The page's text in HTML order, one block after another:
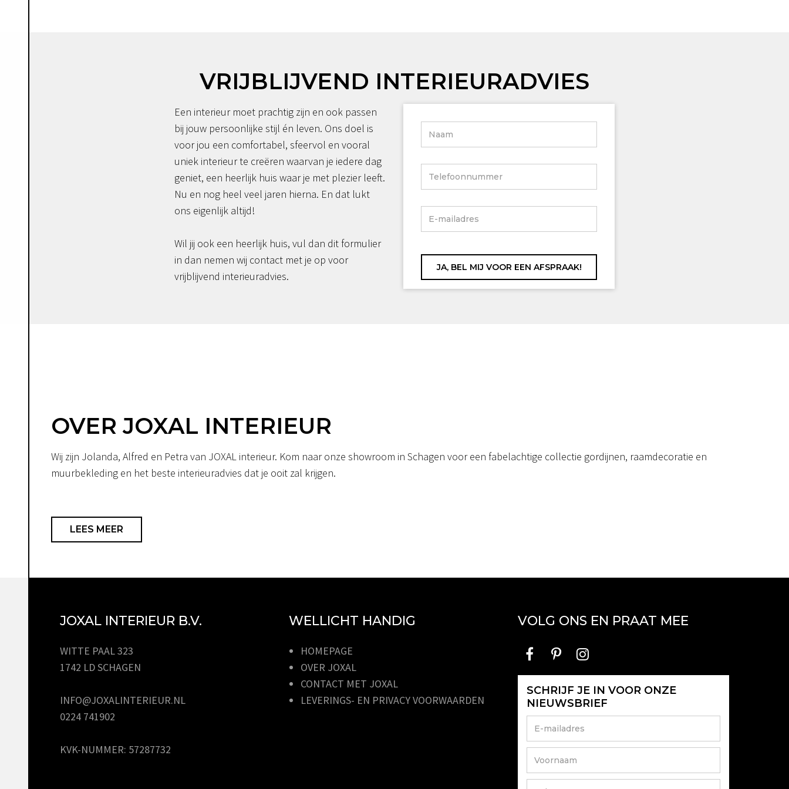
VRIJBLIJVEND INTERIEURADVIES
Een interieur moet prachtig zijn en ook passen
bij jouw persoonlijke stijl én leven. Ons doel is
voor jou een comfortabel, sfeervol en vooral
uniek interieur te creëren waarvan je iedere dag
geniet, een heerlijk huis waar je met plezier leeft.
Nu en nog heel veel jaren hierna. En dat lukt
ons eigenlijk altijd!
Wil jij ook een heerlijk huis, vul dan dit formulier
in dan nemen wij contact met je op voor
vrijblijvend interieuradvies.
OVER JOXAL INTERIEUR
Wij zijn Jolanda, Alfred en Petra van JOXAL interieur. Kom naar onze showroom in Schagen voor een fabelachtige collectie gordijnen, raamdecoratie en
muurbekleding en het beste interieuradvies dat je ooit zal krijgen.
LEES MEER
JOXAL INTERIEUR B.V.
WITTE PAAL 323
1742 LD SCHAGEN
INFO@JOXALINTERIEUR.NL
0224 741902
KVK-NUMMER: 57287732
WELLICHT HANDIG
HOMEPAGE
OVER JOXAL
CONTACT MET JOXAL
LEVERINGS- EN PRIVACY VOORWAARDEN
VOLG ONS EN PRAAT MEE
SCHRIJF JE IN VOOR ONZE
NIEUWSBRIEF